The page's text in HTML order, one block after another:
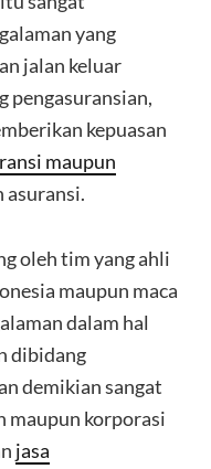
yang
jalan keluar
pengasuransian,
kepuasan
maupun
asuransi.
oleh tim yang ahli
maupun maca
dalam hal
dibidang
demikian sangat
maupun korporasi
jasa